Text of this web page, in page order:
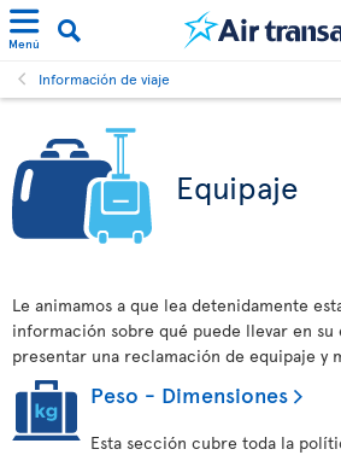
Menú
Información de viaje
Equipaje
Le animamos a que lea detenidamente
información sobre qué puede llevar en su
presentar una reclamación de equipaje y
Peso - Dimensiones
Esta sección cubre toda la